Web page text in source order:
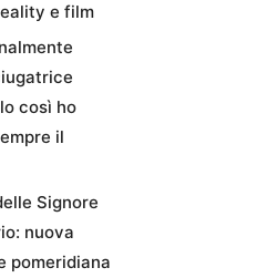
e film
così ho
il
Signore
nuova
pomeridiana